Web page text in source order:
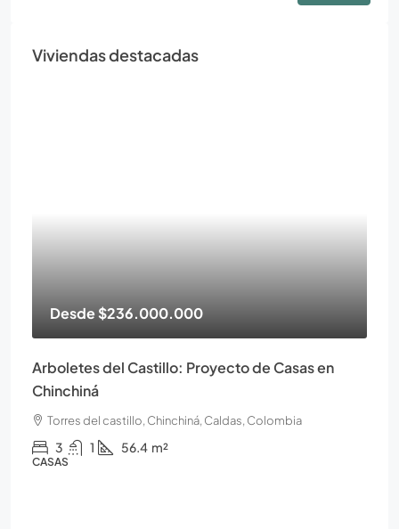
Viviendas destacadas
Desde$236.000.000
Arboletes del Castillo: Proyecto de Casas en
Chinchiná
Torres del castillo, Chinchiná, Caldas, Colombia
3 1 56.4 m²
CASAS